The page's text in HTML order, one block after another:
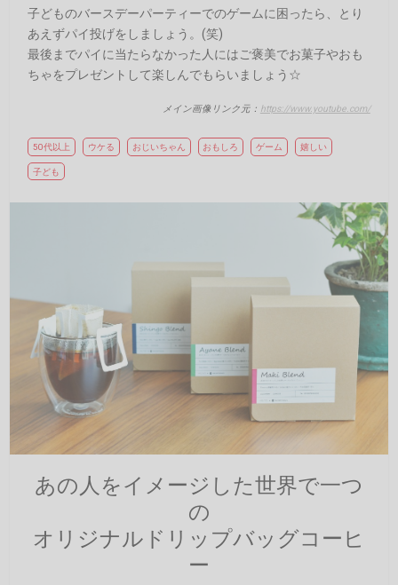
子どものバースデーパーティーでのゲームに困ったら、とり
あえずパイ投げをしましょう。(笑)
最後までパイに当たらなかった人にはご褒美でお菓子やおも
ちゃをプレゼントして楽しんでもらいましょう☆
メイン画像リンク元： https://www.youtube.com/
50代以上 ウケる おじいちゃん おもしろ ゲーム 嬉しい
子ども
あの人をイメージした世界で一つ
の
オリジナルドリップバッグコーヒ
ー